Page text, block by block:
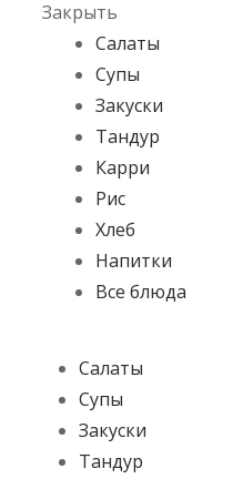
Закрыть
Салаты
Супы
Закуски
Тандур
Карри
Рис
Хлеб
Напитки
Все блюда
Салаты
Супы
Закуски
Тандур